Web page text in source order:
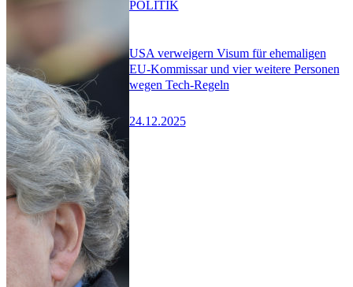
USA verweigern Visum für ehemaligen
EU-Kommissar und vier weitere Personen
wegen Tech-Regeln
24.12.2025
POLITIK